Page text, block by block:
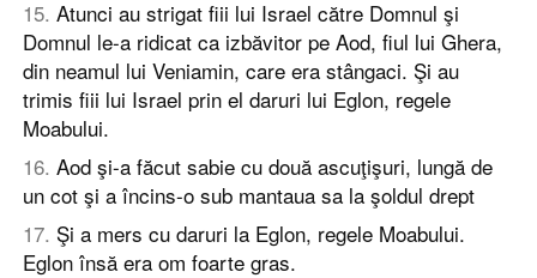
15. Atunci au strigat fiii lui Israel către Domnul şi
Domnul le-a ridicat ca izbăvitor pe Aod, fiul lui Ghera,
din neamul lui Veniamin, care era stângaci. Şi au
trimis fiii lui Israel prin el daruri lui Eglon, regele
Moabului.
16. Aod şi-a făcut sabie cu două ascuţişuri, lungă de
un cot şi a încins-o sub mantaua sa la şoldul drept
17. Şi a mers cu daruri la Eglon, regele Moabului.
Eglon însă era om foarte gras.